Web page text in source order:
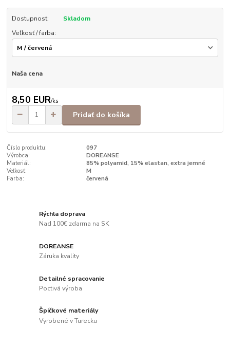
Dostupnosť:
Skladom
Veľkosť / farba:
Naša cena
8,50 EUR/ks
Pridať do košíka
Číslo produktu:
097
Výrobca:
DOREANSE
Materiál:
85% polyamid, 15% elastan, extra jemné
Veľkosť:
M
Farba:
červená
Rýchla doprava
Nad 100€ zdarma na SK
DOREANSE
Záruka kvality
Detailné spracovanie
Poctivá výroba
Špičkové materiály
Vyrobené v Turecku